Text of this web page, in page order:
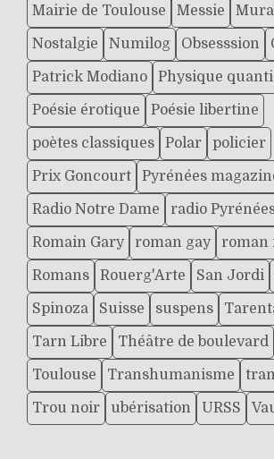
Mairie de Toulouse Messie
Nostalgie Numilog Obsesssion
Patrick Modiano Physique
Poésie érotique Poésie libertine
poètes classiques Polar policier
Prix Goncourt Pyrénées
Radio Notre Dame radio
Romain Gary roman gay roman
Romans Rouerg'Arte San Jordi
Spinoza Suisse suspens
Tarn Libre Théâtre de boulevard
Toulouse Transhumanisme
Trou noir ubérisation URSS